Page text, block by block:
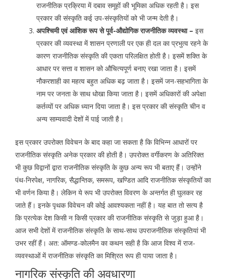
राजनीतिक प्रक्रिया में दबाव समूहों की भूमिका अधिक रहती है। इस
प्रकार की संस्कृति कई उप-संस्कृतियों को भी जन्म देती है।
अपश्चिमी एवं आंशिक रूप से पूर्व-औद्योगिक राजनीतिक व्यवस्था – इस
प्रकार की व्यवस्था में शासन प्रणाली पर एक ही दल का प्रभुत्व रहने के
कारण राजनीतिक संस्कृति की एकता परिलक्षित होती है। इसमें शक्ति के
आधार पर सत्ता व शासन को औचित्यपूर्ण बनाए रखा जाता है। इसमें
नौकरशाही का महत्व बहुत अधिक बढ़ जाता है। इसमें जन-सहभागिता के
नाम पर जनता के साथ धोखा किया जाता है। इसमें अधिकारों की अपेक्षा
कर्तव्यों पर अधिक ध्यान दिया जाता है। इस प्रकार की संस्कृति चीन व
अन्य साम्यवादी देशों में पाई जाती है।
इस प्रकार उपरोक्त विवेचन के बाद कहा जा सकता है कि विभिन्न आधारों पर
राजनीतिक संस्कृति अनेक प्रकार की होती है। उपरोक्त वर्गीकरण के अतिरिक्त
भी कुछ विद्वानों द्वारा राजनीतिक संस्कृति के कुछ अन्य रूप भी बताए हैं। उन्होंने
पंथ-निरपेक्ष, नागरिक, सैद्धान्तिक, समरूप, खण्डित आदि राजनीतिक संस्कृतियों का
भी वर्णन किया है। लेकिन ये रूप भी उपरोक्त विवरण के अन्तर्गत ही घुलकर रह
जाते हैं। इनके पृथक विवेचन की कोई आवश्यकता नहीं है। यह बात तो सत्य है
कि प्रत्येक देश किसी न किसी प्रकार की राजनीतिक संस्कृति से जुड़ा हुआ है।
आज सभी देशों में राजनीतिक संस्कृति के साथ-साथ उपराजनीतिक संस्कृतियां भी
उभर रहीं हैं। अत: ऑमण्ड-कोलमैन का कथन सही है कि आज विश्व में राज-
व्यवस्थाओं में राजनीतिक संस्कृति का मिश्रित रूप ही पाया जाता है।
नागरिक संस्कृति की अवधारणा